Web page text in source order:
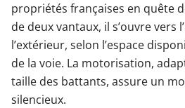
propriétés françaises en quête
de deux vantaux, il s’ouvre vers
l’extérieur, selon l’espace
de la voie. La motorisation,
taille des battants, assure un
silencieux.